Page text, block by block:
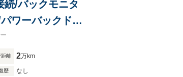
/バックモニタ
ワーバックド
インチAW
距離 2万km
歴 なし